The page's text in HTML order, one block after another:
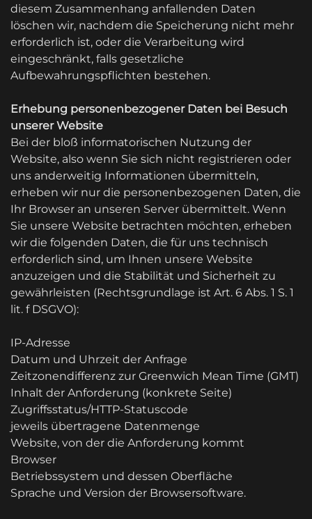
diesem Zusammenhang anfallenden Daten
löschen wir, nachdem die Speicherung nicht mehr
erforderlich ist, oder die Verarbeitung wird
eingeschränkt, falls gesetzliche
Aufbewahrungspflichten bestehen.
Erhebung personenbezogener Daten bei Besuch
unserer Website
Bei der bloß informatorischen Nutzung der
Website, also wenn Sie sich nicht registrieren oder
uns anderweitig Informationen übermitteln,
erheben wir nur die personenbezogenen Daten, die
Ihr Browser an unseren Server übermittelt. Wenn
Sie unsere Website betrachten möchten, erheben
wir die folgenden Daten, die für uns technisch
erforderlich sind, um Ihnen unsere Website
anzuzeigen und die Stabilität und Sicherheit zu
gewährleisten (Rechtsgrundlage ist Art. 6 Abs. 1 S. 1
lit. f DSGVO):
IP-Adresse
Datum und Uhrzeit der Anfrage
Zeitzonendifferenz zur Greenwich Mean Time (GMT)
Inhalt der Anforderung (konkrete Seite)
Zugriffsstatus/HTTP-Statuscode
jeweils übertragene Datenmenge
Website, von der die Anforderung kommt
Browser
Betriebssystem und dessen Oberfläche
Sprache und Version der Browsersoftware.